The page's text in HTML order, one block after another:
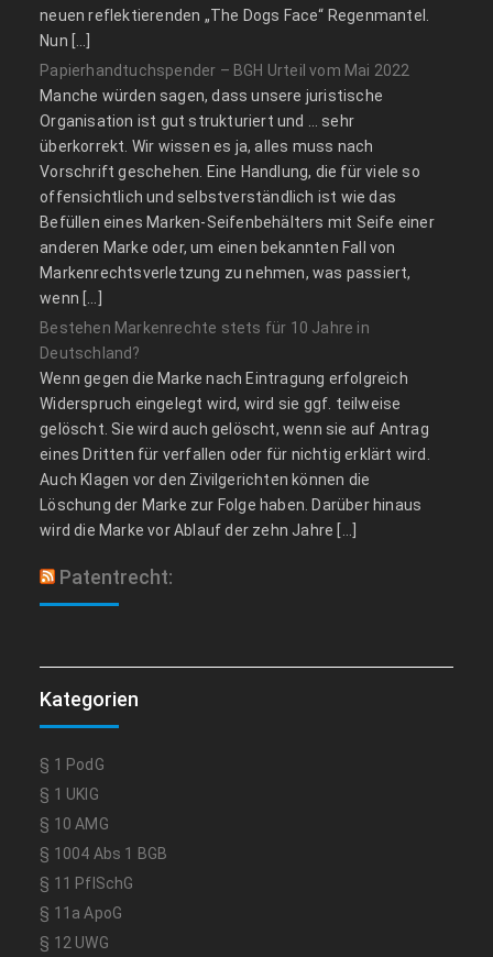
neuen reflektierenden „The Dogs Face“ Regenmantel.
Nun […]
Papierhandtuchspender – BGH Urteil vom Mai 2022
Manche würden sagen, dass unsere juristische
Organisation ist gut strukturiert und … sehr
überkorrekt. Wir wissen es ja, alles muss nach
Vorschrift geschehen. Eine Handlung, die für viele so
offensichtlich und selbstverständlich ist wie das
Befüllen eines Marken-Seifenbehälters mit Seife einer
anderen Marke oder, um einen bekannten Fall von
Markenrechtsverletzung zu nehmen, was passiert,
wenn […]
Bestehen Markenrechte stets für 10 Jahre in
Deutschland?
Wenn gegen die Marke nach Eintragung erfolgreich
Widerspruch eingelegt wird, wird sie ggf. teilweise
gelöscht. Sie wird auch gelöscht, wenn sie auf Antrag
eines Dritten für verfallen oder für nichtig erklärt wird.
Auch Klagen vor den Zivilgerichten können die
Löschung der Marke zur Folge haben. Darüber hinaus
wird die Marke vor Ablauf der zehn Jahre […]
Patentrecht:
Kategorien
§ 1 PodG
§ 1 UKlG
§ 10 AMG
§ 1004 Abs 1 BGB
§ 11 PflSchG
§ 11a ApoG
§ 12 UWG